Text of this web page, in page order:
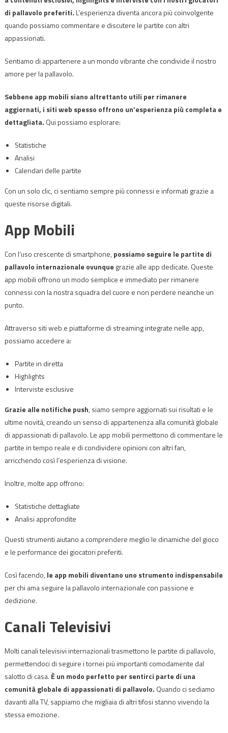
di pallavolo preferiti.L’esperienza diventa ancora più coinvolgente
quando possiamo commentare e discutere le partite con altri
appassionati.
Sentiamo di appartenere a un mondo vibrante che condivide il nostro
amore per la pallavolo.
Sebbene app mobili siano altrettanto utili per rimanere
aggiornati, i siti web spesso offrono un’esperienza più completa e
dettagliata. Qui possiamo esplorare:
Statistiche
Analisi
Calendari delle partite
Con un solo clic, ci sentiamo sempre più connessi e informati grazie a
queste risorse digitali.
App Mobili
Con l’uso crescente di smartphone,possiamo seguire le partite di
pallavolo internazionale ovunque grazie alle app dedicate. Queste
app mobili offrono un modo semplice e immediato per rimanere
connessi con la nostra squadra del cuore e non perdere neanche un
punto.
Attraverso siti web e piattaforme di streaming integrate nelle app,
possiamo accedere a:
Partite in diretta
Highlights
Interviste esclusive
Grazie alle notifiche push, siamo sempre aggiornati sui risultati e le
ultime novità, creando un senso di appartenenza alla comunità globale
di appassionati di pallavolo. Le app mobili permettono di commentare le
partite in tempo reale e di condividere opinioni con altri fan,
arricchendo così l’esperienza di visione.
Inoltre, molte app offrono:
Statistiche dettagliate
Analisi approfondite
Questi strumenti aiutano a comprendere meglio le dinamiche del gioco
e le performance dei giocatori preferiti.
Così facendo,le app mobili diventano uno strumento indispensabile
per chi ama seguire la pallavolo internazionale con passione e
dedizione.
Canali Televisivi
Molti canali televisivi internazionali trasmettono le partite di pallavolo,
permettendoci di seguire i tornei più importanti comodamente dal
salotto di casa. È un modo perfetto per sentirci parte di una
comunità globale di appassionati di pallavolo. Quando ci sediamo
davanti alla TV, sappiamo che migliaia di altri tifosi stanno vivendo la
stessa emozione.